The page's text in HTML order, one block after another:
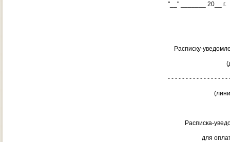
"__" _______
Расписку-
(дата,
- - - - - - - - - - - - - - - - -
(линия
Расписка-
для оплаты